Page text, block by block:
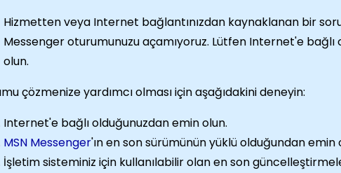
Hizmetten veya Internet bağlantınızdan kaynaklanan bir
Messenger oturumunuzu açamıyoruz. Lütfen Internet'e bağlı
olun.
çözmenize yardımcı olması için aşağıdakini deneyin:
Internet'e bağlı olduğunuzdan emin olun.
MSN Messenger'ın en son sürümünün yüklü olduğundan emin
İşletim sisteminiz için kullanılabilir olan en son